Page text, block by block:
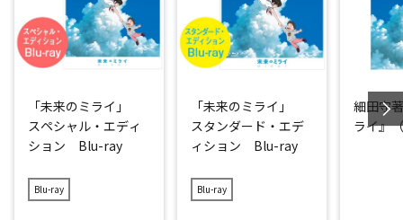
「未来のミライ」
スペシャル・エディ
ション Blu-ray
Blu-ray
「未来のミライ」
スタンダード・エデ
ィション Blu-ray
Blu-ray
細田守
ライ』